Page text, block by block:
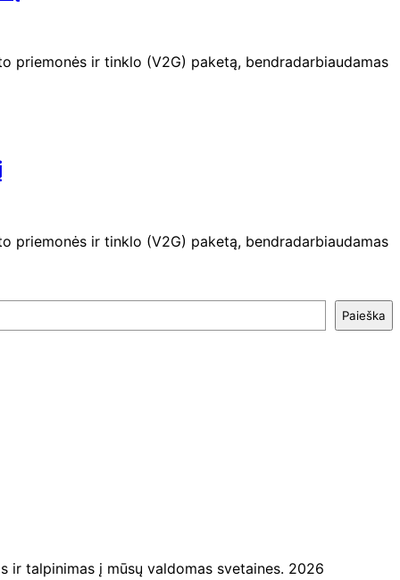
priemonės ir tinklo (V2G) paketą, bendradarbiaudamas
priemonės ir tinklo (V2G) paketą, bendradarbiaudamas
Paieška
ir talpinimas į mūsų valdomas svetaines. 2026